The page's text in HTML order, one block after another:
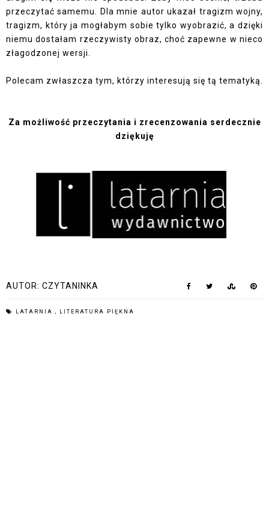
przeczytać samemu. Dla mnie autor ukazał tragizm wojny,
tragizm, który ja mogłabym sobie tylko wyobrazić, a dzięki
niemu dostałam rzeczywisty obraz, choć zapewne w nieco
złagodzonej wersji.
Polecam zwłaszcza tym, którzy interesują się tą tematyką.
Za możliwość przeczytania i zrecenzowania serdecznie
dziękuję
AUTOR: CZYTANINKA
LATARNIA LITERATURA PIĘKNA